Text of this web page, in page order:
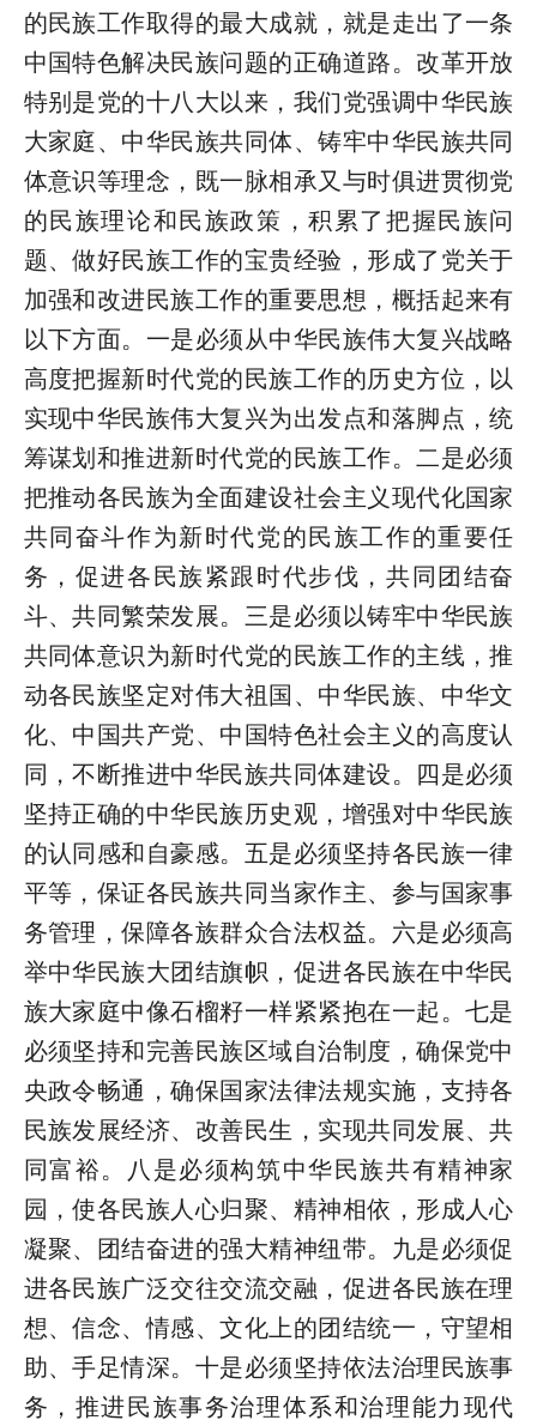
的民族工作取得的最大成就，就是走出了一条
中国特色解决民族问题的正确道路。改革开放
特别是党的十八大以来，我们党强调中华民族
大家庭、中华民族共同体、铸牢中华民族共同
体意识等理念，既一脉相承又与时俱进贯彻党
的民族理论和民族政策，积累了把握民族问
题、做好民族工作的宝贵经验，形成了党关于
加强和改进民族工作的重要思想，概括起来有
以下方面。一是必须从中华民族伟大复兴战略
高度把握新时代党的民族工作的历史方位，以
实现中华民族伟大复兴为出发点和落脚点，统
筹谋划和推进新时代党的民族工作。二是必须
把推动各民族为全面建设社会主义现代化国家
共同奋斗作为新时代党的民族工作的重要任
务，促进各民族紧跟时代步伐，共同团结奋
斗、共同繁荣发展。三是必须以铸牢中华民族
共同体意识为新时代党的民族工作的主线，推
动各民族坚定对伟大祖国、中华民族、中华文
化、中国共产党、中国特色社会主义的高度认
同，不断推进中华民族共同体建设。四是必须
坚持正确的中华民族历史观，增强对中华民族
的认同感和自豪感。五是必须坚持各民族一律
平等，保证各民族共同当家作主、参与国家事
务管理，保障各族群众合法权益。六是必须高
举中华民族大团结旗帜，促进各民族在中华民
族大家庭中像石榴籽一样紧紧抱在一起。七是
必须坚持和完善民族区域自治制度，确保党中
央政令畅通，确保国家法律法规实施，支持各
民族发展经济、改善民生，实现共同发展、共
同富裕。八是必须构筑中华民族共有精神家
园，使各民族人心归聚、精神相依，形成人心
凝聚、团结奋进的强大精神纽带。九是必须促
进各民族广泛交往交流交融，促进各民族在理
想、信念、情感、文化上的团结统一，守望相
助、手足情深。十是必须坚持依法治理民族事
务，推进民族事务治理体系和治理能力现代